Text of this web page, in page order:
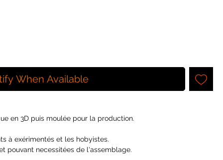
When Available
en 3D puis moulée pour la production.
à exérimentés et les hobyistes.
pouvant necessitées de l'assemblage.